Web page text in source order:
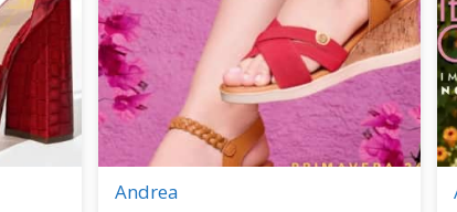
Andrea